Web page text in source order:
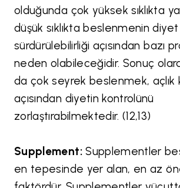
olduğunda çok yüksek sıklıkta
düşük sıklıkta beslenmenin diyet
sürdürülebilirliği açısından bazı
neden olabileceğidir. Sonuç
da çok seyrek beslenmek, açlık
açısından diyetin kontrolünü
zorlaştırabilmektedir. (12,13)
Supplement:Supplementler
en tepesinde yer alan, en az